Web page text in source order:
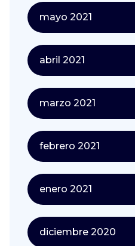
mayo 2021
abril 2021
marzo 2021
febrero 2021
enero 2021
diciembre 2020